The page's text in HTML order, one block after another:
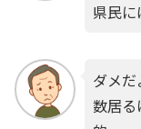
県民
ダメ
数居る